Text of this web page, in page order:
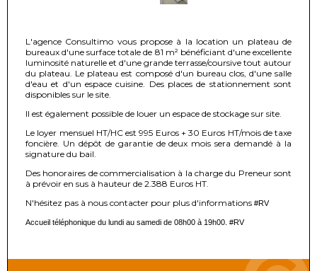
L'agence Consultimo vous propose à la location un plateau de
bureaux d'une surface totale de 81 m² bénéficiant d'une excellente
luminosité naturelle et d'une grande terrasse/coursive tout autour
du plateau. Le plateau est composé d'un bureau clos, d'une salle
d'eau et d'un espace cuisine. Des places de stationnement sont
disponibles sur le site.
Il est également possible de louer un espace de stockage sur site.
Le loyer mensuel HT/HC est 995 Euros + 30 Euros HT/mois de taxe
foncière. Un dépôt de garantie de deux mois sera demandé à la
signature du bail.
Des honoraires de commercialisation à la charge du Preneur sont
à prévoir en sus à hauteur de 2.388 Euros HT.
N'hésitez pas à nous contacter pour plus d'informations #RV
Accueil téléphonique du lundi au samedi de 08h00 à 19h00. #RV